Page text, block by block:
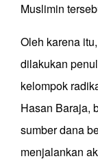
Muslimin
Oleh karena
dilakukan
kelompok
Hasan Baraja,
sumber dana
menjalankan